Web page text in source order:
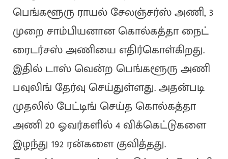
பெங்களூரு ராயல் சேலஞ்சர்ஸ் அணி, 3
முறை சாம்பியனான கொல்கத்தா நைட்
ரைடர்சஸ் அணியை எதிர்கொள்கிறது.
இதில் டாஸ் வென்ற பெங்களூரு அணி
பவுலிங் தேர்வு செய்துள்ளது. அதன்படி
முதலில் பேட்டிங் செய்த கொல்கத்தா
அணி 20 ஓவர்களில் 4 விக்கெட்டுகளை
இழந்து 192 ரன்களை குவித்தது.